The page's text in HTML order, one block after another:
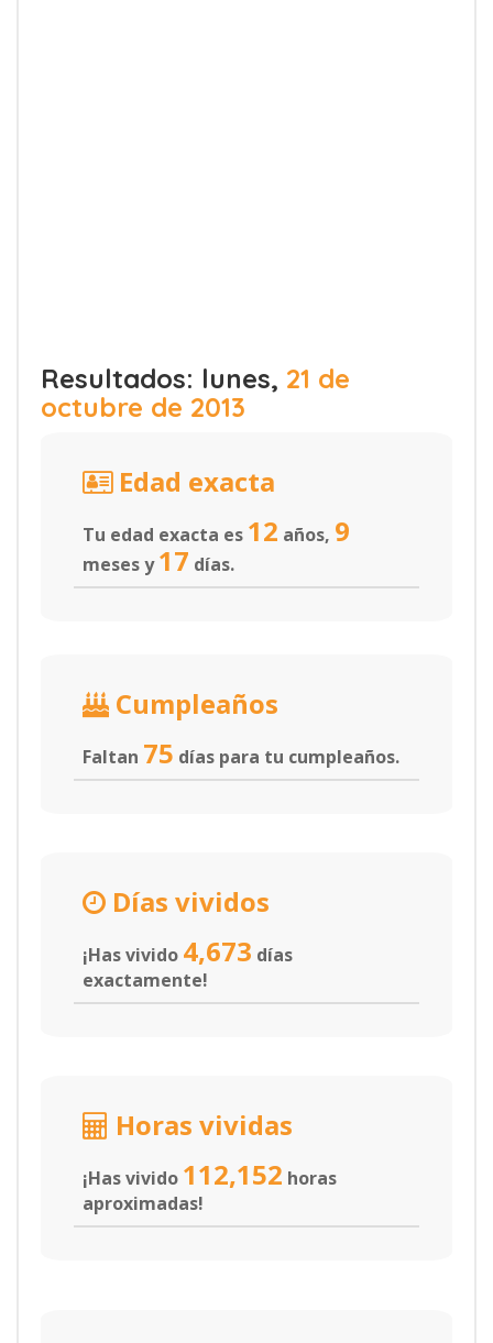
Resultados: lunes, 21 de
octubre de 2013
Edad exacta
Tu edad exacta es 12 años, 9
meses y17 días.
Cumpleaños
Faltan 75 días para tu cumpleaños.
Días vividos
¡Has vivido 4,673 días
exactamente!
Horas vividas
¡Has vivido 112,152 horas
aproximadas!